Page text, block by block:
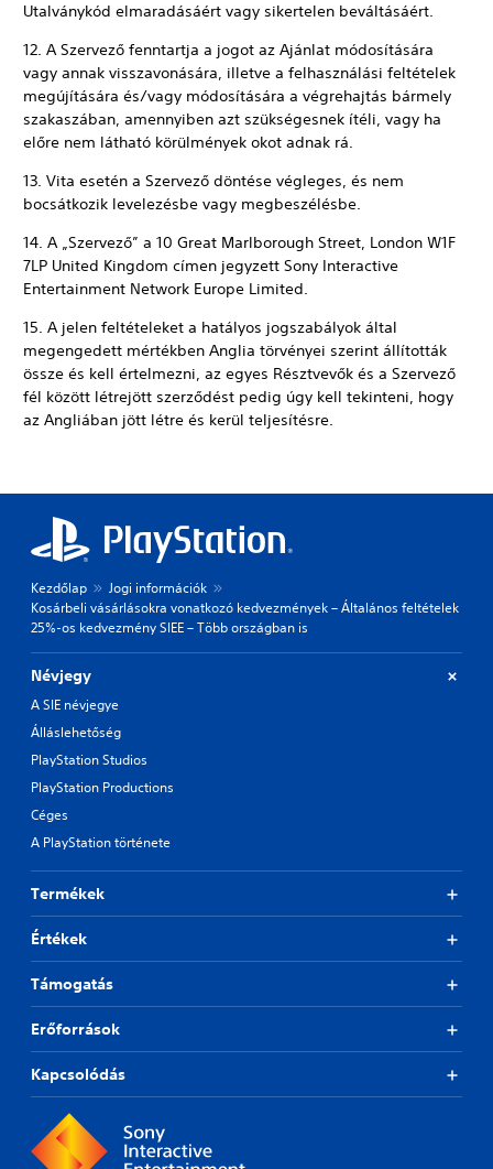
Utalványkód elmaradásáért vagy sikertelen beváltásáért.
12. A Szervező fenntartja a jogot az Ajánlat módosítására
vagy annak visszavonására, illetve a felhasználási feltételek
megújítására és/vagy módosítására a végrehajtás bármely
szakaszában, amennyiben azt szükségesnek ítéli, vagy ha
előre nem látható körülmények okot adnak rá.
13. Vita esetén a Szervező döntése végleges, és nem
bocsátkozik levelezésbe vagy megbeszélésbe.
14. A „Szervező” a 10 Great Marlborough Street, London W1F
7LP United Kingdom címen jegyzett Sony Interactive
Entertainment Network Europe Limited.
15. A jelen feltételeket a hatályos jogszabályok által
megengedett mértékben Anglia törvényei szerint állították
össze és kell értelmezni, az egyes Résztvevők és a Szervező
fél között létrejött szerződést pedig úgy kell tekinteni, hogy
az Angliában jött létre és kerül teljesítésre.
Kezdőlap
Jogi információk
Kosárbeli vásárlásokra vonatkozó kedvezmények – Általános feltételek
25%-os kedvezmény SIEE – Több országban is
Névjegy
A SIE névjegye
Álláslehetőség
PlayStation Studios
PlayStation Productions
Céges
A PlayStation története
Termékek
Értékek
Támogatás
Erőforrások
Kapcsolódás